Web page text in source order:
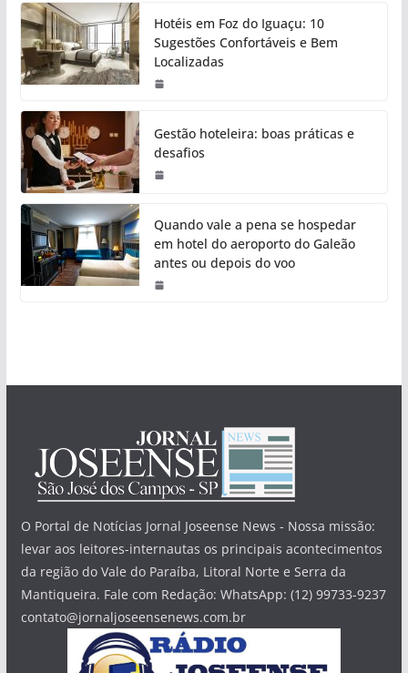
Hotéis em Foz do Iguaçu: 10
Sugestões Confortáveis e Bem
Localizadas
Gestão hoteleira: boas práticas e
desafios
Quando vale a pena se hospedar
em hotel do aeroporto do Galeão
antes ou depois do voo
O Portal de Notícias Jornal Joseense News - Nossa missão:
levar aos leitores-internautas os principais acontecimentos
da região do Vale do Paraíba, Litoral Norte e Serra da
Mantiqueira. Fale com Redação: WhatsApp: (12) 99733-9237
contato@jornaljoseensenews.com.br